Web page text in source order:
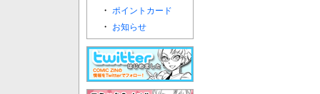
・ ポイントカード
・ お知らせ